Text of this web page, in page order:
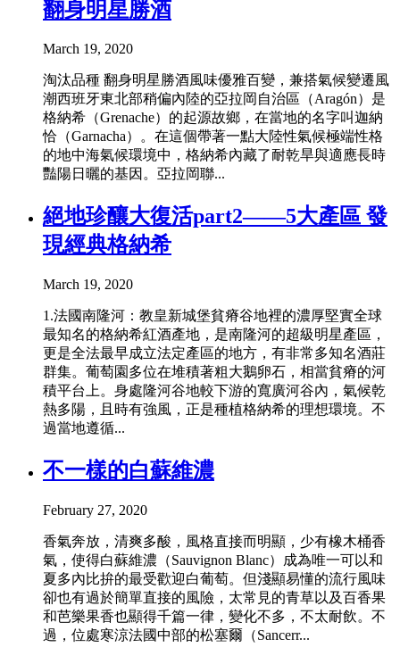
翻身明星勝酒
March 19, 2020
淘汰品種 翻身明星勝酒風味優雅百變，兼搭氣候變遷風
潮西班牙東北部稍偏內陸的亞拉岡自治區（Aragón）是
格納希（Grenache）的起源故鄉，在當地的名字叫迦納
恰（Garnacha）。在這個帶著一點大陸性氣候極端性格
的地中海氣候環境中，格納希內藏了耐乾旱與適應長時
豔陽日曬的基因。亞拉岡聯...
絕地珍釀大復活part2——5大產區 發
現經典格納希
March 19, 2020
1.法國南隆河：教皇新城堡貧瘠谷地裡的濃厚堅實全球
最知名的格納希紅酒產地，是南隆河的超級明星產區，
更是全法最早成立法定產區的地方，有非常多知名酒莊
群集。葡萄園多位在堆積著粗大鵝卵石，相當貧瘠的河
積平台上。身處隆河谷地較下游的寬廣河谷內，氣候乾
熱多陽，且時有強風，正是種植格納希的理想環境。不
過當地遵循...
不一樣的白蘇維濃
February 27, 2020
香氣奔放，清爽多酸，風格直接而明顯，少有橡木桶香
氣，使得白蘇維濃（Sauvignon Blanc）成為唯一可以和
夏多內比拚的最受歡迎白葡萄。但淺顯易懂的流行風味
卻也有過於簡單直接的風險，太常見的青草以及百香果
和芭樂果香也顯得千篇一律，變化不多，不太耐飲。不
過，位處寒涼法國中部的松塞爾（Sancerr...